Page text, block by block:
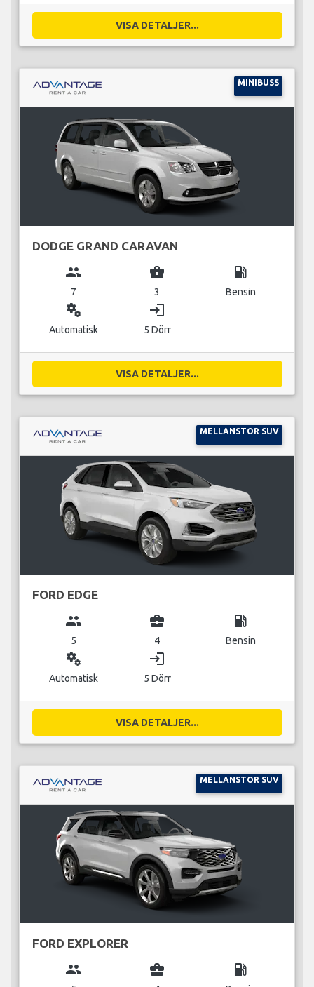
VISA DETALJER...
MINIBUSS
DODGE GRAND CARAVAN
group
7
business_center
3
local_gas_station
Bensin
miscellaneous_services
Automatisk
login
5 Dörr
VISA DETALJER...
MELLANSTOR SUV
FORD EDGE
group
5
business_center
4
local_gas_station
Bensin
miscellaneous_services
Automatisk
login
5 Dörr
VISA DETALJER...
MELLANSTOR SUV
FORD EXPLORER
group business_center local_gas_station